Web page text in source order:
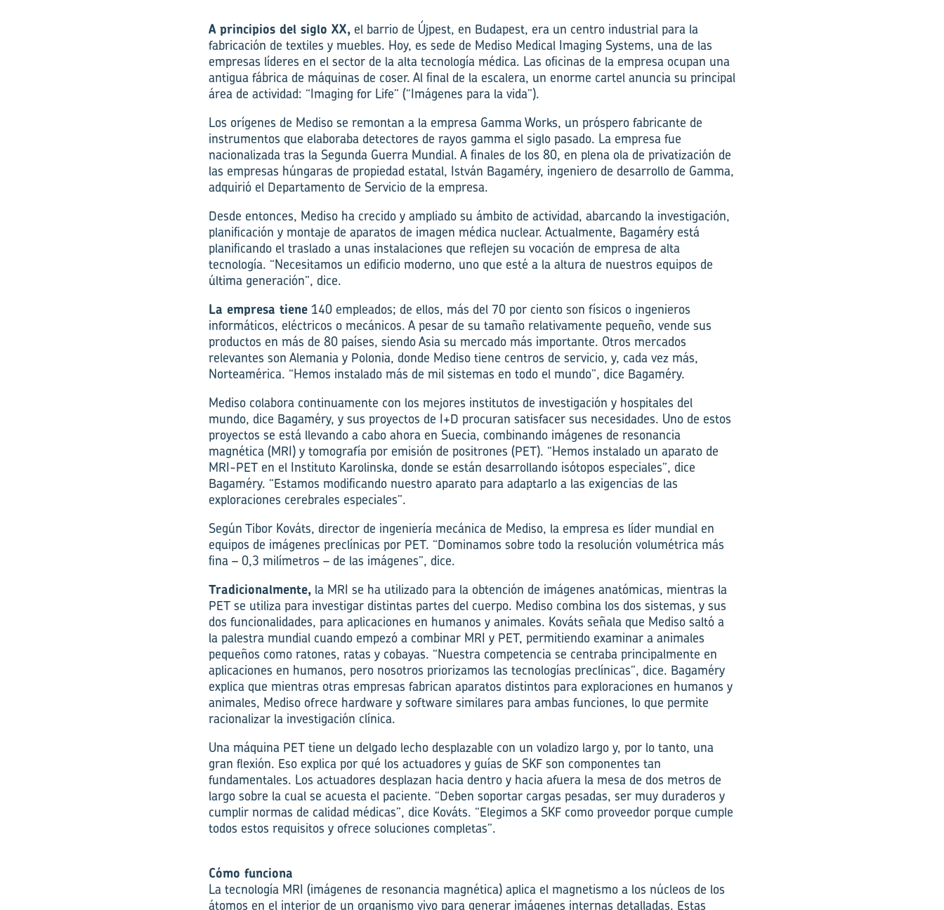
A principios del siglo XX, el barrio de Újpest, en Budapest, era un centro industrial para la
fabricación de textiles y muebles. Hoy, es sede de Mediso Medical Imaging Systems, una de las
empresas líderes en el sector de la alta tecnología médica. Las oficinas de la empresa ocupan una
antigua fábrica de máquinas de coser. Al final de la escalera, un enorme cartel anuncia su principal
área de actividad: “Imaging for Life” (“Imágenes para la vida”).
Los orígenes de Mediso se remontan a la empresa Gamma Works, un próspero fabricante de
instrumentos que elaboraba detectores de rayos gamma el siglo pasado. La empresa fue
nacionalizada tras la Segunda Guerra Mundial. A finales de los 80, en plena ola de privatización de
las empresas húngaras de propiedad estatal, István Bagaméry, ingeniero de desarrollo de Gamma,
adquirió el Departamento de Servicio de la empresa.
Desde entonces, Mediso ha crecido y ampliado su ámbito de actividad, abarcando la investigación,
planificación y montaje de aparatos de imagen médica nuclear. Actualmente, Bagaméry está
planificando el traslado a unas instalaciones que reflejen su vocación de empresa de alta
tecnología. “Necesitamos un edificio moderno, uno que esté a la altura de nuestros equipos de
última generación”, dice.
La empresa tiene 140 empleados; de ellos, más del 70 por ciento son físicos o ingenieros
informáticos, eléctricos o mecánicos. A pesar de su tamaño relativamente pequeño, vende sus
productos en más de 80 países, siendo Asia su mercado más importante. Otros mercados
relevantes son Alemania y Polonia, donde Mediso tiene centros de servicio, y, cada vez más,
Norteamérica. “Hemos instalado más de mil sistemas en todo el mundo”, dice Bagaméry.
Mediso colabora continuamente con los mejores institutos de investigación y hospitales del
mundo, dice Bagaméry, y sus proyectos de I+D procuran satisfacer sus necesidades. Uno de estos
proyectos se está llevando a cabo ahora en Suecia, combinando imágenes de resonancia
magnética (MRI) y tomografía por emisión de positrones (PET). “Hemos instalado un aparato de
MRI-PET en el Instituto Karolinska, donde se están desarrollando isótopos especiales”, dice
Bagaméry. “Estamos modificando nuestro aparato para adaptarlo a las exigencias de las
exploraciones cerebrales especiales”.
Según Tibor Kováts, director de ingeniería mecánica de Mediso, la empresa es líder mundial en
equipos de imágenes preclínicas por PET. “Dominamos sobre todo la resolución volumétrica más
fina – 0,3 milímetros – de las imágenes”, dice.
Tradicionalmente, la MRI se ha utilizado para la obtención de imágenes anatómicas, mientras la
PET se utiliza para investigar distintas partes del cuerpo. Mediso combina los dos sistemas, y sus
dos funcionalidades, para aplicaciones en humanos y animales. Kováts señala que Mediso saltó a
la palestra mundial cuando empezó a combinar MRI y PET, permitiendo examinar a animales
pequeños como ratones, ratas y cobayas. “Nuestra competencia se centraba principalmente en
aplicaciones en humanos, pero nosotros priorizamos las tecnologías preclínicas”, dice. Bagaméry
explica que mientras otras empresas fabrican aparatos distintos para exploraciones en humanos y
animales, Mediso ofrece hardware y software similares para ambas funciones, lo que permite
racionalizar la investigación clínica.
Una máquina PET tiene un delgado lecho desplazable con un voladizo largo y, por lo tanto, una
gran flexión. Eso explica por qué los actuadores y guías de SKF son componentes tan
fundamentales. Los actuadores desplazan hacia dentro y hacia afuera la mesa de dos metros de
largo sobre la cual se acuesta el paciente. “Deben soportar cargas pesadas, ser muy duraderos y
cumplir normas de calidad médicas”, dice Kováts. “Elegimos a SKF como proveedor porque cumple
todos estos requisitos y ofrece soluciones completas”.
Cómo funciona
La tecnología MRI (imágenes de resonancia magnética) aplica el magnetismo a los núcleos de los
átomos en el interior de un organismo vivo para generar imágenes internas detalladas. Estas